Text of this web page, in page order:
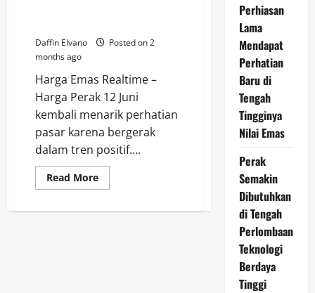
Daffin Elvano
Posted on 2
months ago
Harga Emas Realtime –
Harga Perak 12 Juni
kembali menarik perhatian
pasar karena bergerak
dalam tren positif....
Read MoreRead
more
Kembali
Perhiasan
Lama
Mendapat
Perhatian
Baru di
Tengah
Tingginya
Nilai Emas
Perak
Semakin
Dibutuhkan
di Tengah
Perlombaan
Teknologi
Berdaya
Tinggi